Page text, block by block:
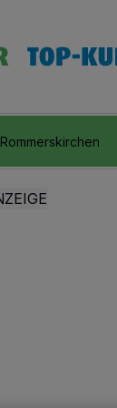
Rommerskirchen